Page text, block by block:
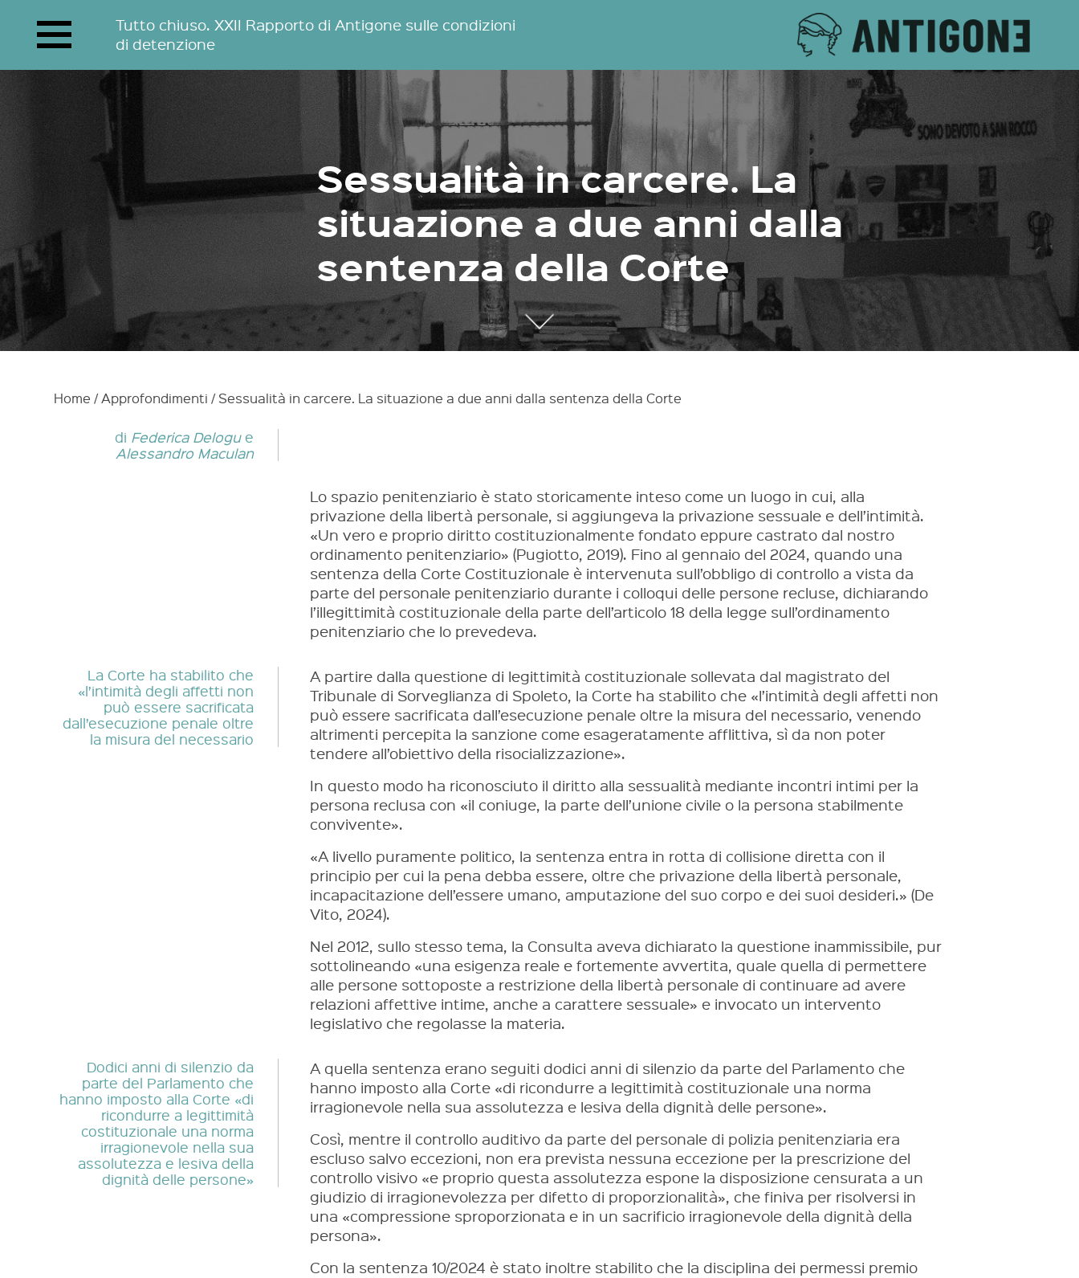
Tutto chiuso. XXII Rapporto di Antigone sulle condizioni
di detenzione
Sessualità in carcere. La
situazione a due anni dalla
sentenza della Corte
Home / Approfondimenti / Sessualità in carcere. La situazione a due anni dalla sentenza della Corte
di Federica Delogue
Alessandro Maculan
Lo spazio penitenziario è stato storicamente inteso come un luogo in cui, alla
privazione della libertà personale, si aggiungeva la privazione sessuale e dell’intimità.
«Un vero e proprio diritto costituzionalmente fondato eppure castrato dal nostro
ordinamento penitenziario» (Pugiotto, 2019). Fino al gennaio del 2024, quando una
sentenza della Corte Costituzionale è intervenuta sull’obbligo di controllo a vista da
parte del personale penitenziario durante i colloqui delle persone recluse, dichiarando
l’illegittimità costituzionale della parte dell’articolo 18 della legge sull’ordinamento
penitenziario che lo prevedeva.
La Corte ha stabilito che
«l’intimità degli affetti non
può essere sacrificata
dall’esecuzione penale oltre
la misura del necessario
A partire dalla questione di legittimità costituzionale sollevata dal magistrato del
Tribunale di Sorveglianza di Spoleto, la Corte ha stabilito che «l’intimità degli affetti non
può essere sacrificata dall’esecuzione penale oltre la misura del necessario, venendo
altrimenti percepita la sanzione come esageratamente afflittiva, sì da non poter
tendere all’obiettivo della risocializzazione».
In questo modo ha riconosciuto il diritto alla sessualità mediante incontri intimi per la
persona reclusa con «il coniuge, la parte dell’unione civile o la persona stabilmente
convivente».
«A livello puramente politico, la sentenza entra in rotta di collisione diretta con il
principio per cui la pena debba essere, oltre che privazione della libertà personale,
incapacitazione dell’essere umano, amputazione del suo corpo e dei suoi desideri.» (De
Vito, 2024).
Nel 2012, sullo stesso tema, la Consulta aveva dichiarato la questione inammissibile, pur
sottolineando «una esigenza reale e fortemente avvertita, quale quella di permettere
alle persone sottoposte a restrizione della libertà personale di continuare ad avere
relazioni affettive intime, anche a carattere sessuale» e invocato un intervento
legislativo che regolasse la materia.
Dodici anni di silenzio da
parte del Parlamento che
hanno imposto alla Corte «di
ricondurre a legittimità
costituzionale una norma
irragionevole nella sua
assolutezza e lesiva della
dignità delle persone»
A quella sentenza erano seguiti dodici anni di silenzio da parte del Parlamento che
hanno imposto alla Corte «di ricondurre a legittimità costituzionale una norma
irragionevole nella sua assolutezza e lesiva della dignità delle persone».
Così, mentre il controllo auditivo da parte del personale di polizia penitenziaria era
escluso salvo eccezioni, non era prevista nessuna eccezione per la prescrizione del
controllo visivo «e proprio questa assolutezza espone la disposizione censurata a un
giudizio di irragionevolezza per difetto di proporzionalità», che finiva per risolversi in
una «compressione sproporzionata e in un sacrificio irragionevole della dignità della
persona».
Con la sentenza 10/2024 è stato inoltre stabilito che la disciplina dei permessi premio